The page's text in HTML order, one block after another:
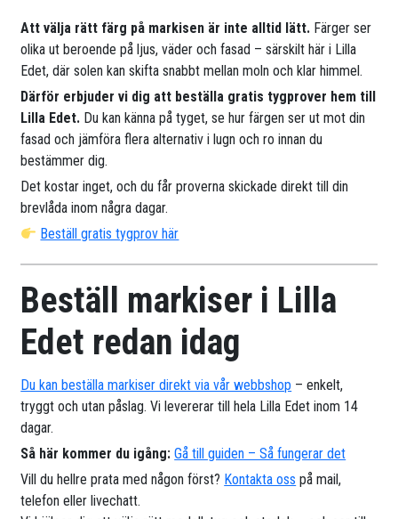
Att välja rätt färg på markisen är inte alltid lätt. Färger ser
olika ut beroende på ljus, väder och fasad – särskilt här i Lilla
Edet, där solen kan skifta snabbt mellan moln och klar himmel.
Därför erbjuder vi dig att beställa gratis tygprover hem till
Lilla Edet. Du kan känna på tyget, se hur färgen ser ut mot din
fasad och jämföra flera alternativ i lugn och ro innan du
bestämmer dig.
Det kostar inget, och du får proverna skickade direkt till din
brevlåda inom några dagar.
Beställ gratis tygprov här
Beställ markiser i Lilla
Edet redan idag
Du kan beställa markiser direkt via vår webbshop – enkelt,
tryggt och utan påslag. Vi levererar till hela Lilla Edet inom 14
dagar.
Så här kommer du igång: Gå till guiden – Så fungerar det
Vill du hellre prata med någon först? Kontakta oss på mail,
telefon eller livechatt.